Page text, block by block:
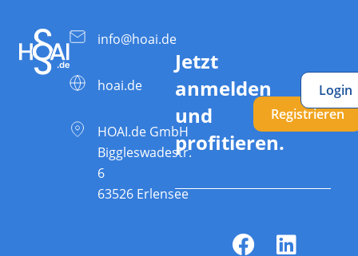
info@hoai.de
hoai.de
HOAI.de GmbH
Biggleswadestr.
6
63526 Erlensee
Jetzt
anmelden
und
profitieren.
Registrieren
Login